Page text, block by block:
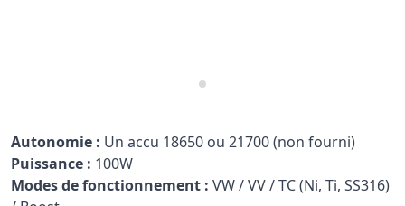
Autonomie : Un accu 18650 ou 21700 (non fourni)
Puissance : 100W
Modes de fonctionnement : VW / VV / TC (Ni, Ti, SS316)